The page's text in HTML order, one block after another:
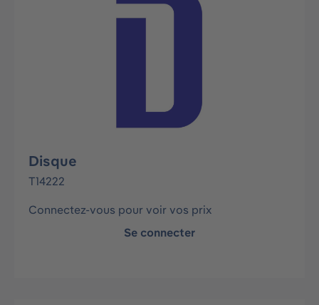
Disque
T14222
Connectez-vous pour voir vos prix
Se connecter